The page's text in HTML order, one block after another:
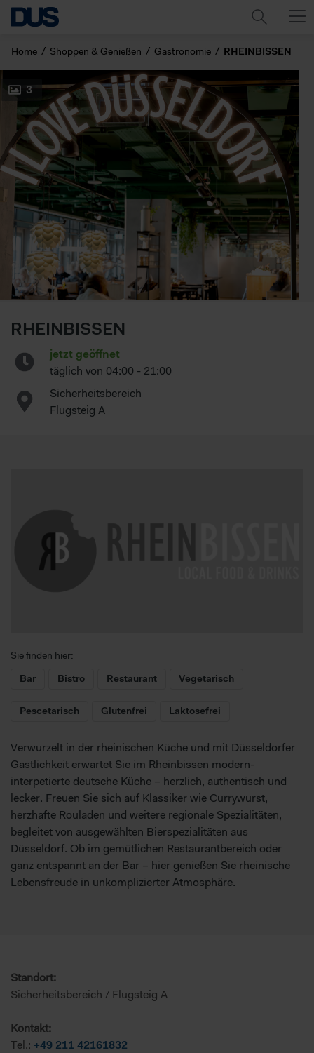
Home Shoppen & Genießen Gastronomie RHEINBISSEN
3
RHEINBISSEN
jetzt geöffnet
täglich von 04:00 - 21:00
Sicherheitsbereich
Flugsteig A
Sie finden hier:
Bar
Bistro Restaurant Vegetarisch
Pescetarisch Glutenfrei Laktosefrei
Verwurzelt in der rheinischen Küche und mit Düsseldorfer
Gastlichkeit erwartet Sie im Rheinbissen modern-
interpetierte deutsche Küche – herzlich, authentisch und
lecker. Freuen Sie sich auf Klassiker wie Currywurst,
herzhafte Rouladen und weitere regionale Spezialitäten,
begleitet von ausgewählten Bierspezialitäten aus
Düsseldorf. Ob im gemütlichen Restaurantbereich oder
ganz entspannt an der Bar – hier genießen Sie rheinische
Lebensfreude in unkomplizierter Atmosphäre.
Standort:
Sicherheitsbereich / Flugsteig A
Kontakt:
Tel.: +49 211 42161832